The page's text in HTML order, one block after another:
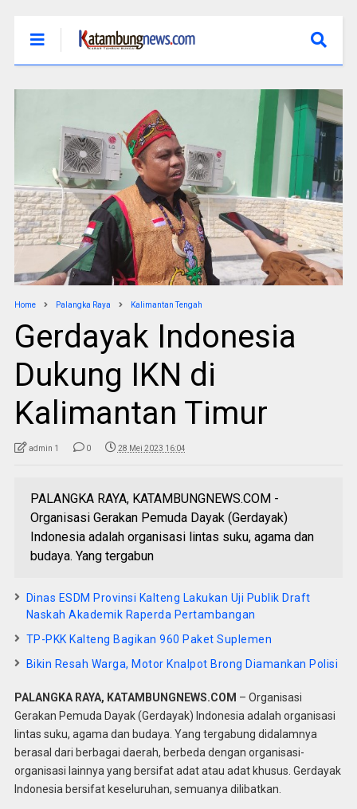
Home Palangka Raya Kalimantan Tengah
Gerdayak Indonesia
Dukung IKN di
Kalimantan Timur
admin 1 0 28 Mei 2023 16:04
PALANGKA RAYA, KATAMBUNGNEWS.COM -
Organisasi Gerakan Pemuda Dayak (Gerdayak)
Indonesia adalah organisasi lintas suku, agama dan
budaya. Yang tergabun
Dinas ESDM Provinsi Kalteng Lakukan Uji Publik Draft
Naskah Akademik Raperda Pertambangan
TP-PKK Kalteng Bagikan 960 Paket Suplemen
Bikin Resah Warga, Motor Knalpot Brong Diamankan Polisi
PALANGKA RAYA, KATAMBUNGNEWS.COM – Organisasi
Gerakan Pemuda Dayak (Gerdayak) Indonesia adalah organisasi
lintas suku, agama dan budaya. Yang tergabung didalamnya
berasal dari berbagai daerah, berbeda dengan organisasi-
organisasi lainnya yang bersifat adat atau adat khusus. Gerdayak
Indonesia bersifat keseluruhan, semuanya dilibatkan.